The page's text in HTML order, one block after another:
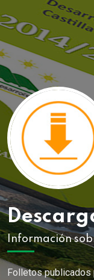
Información
Folletos publicados